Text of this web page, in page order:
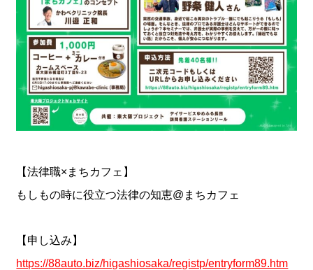
【法律職×まちカフェ】
もしもの時に役立つ法律の知恵@まちカフェ
【申し込み】
https://88auto.biz/higashiosaka/registp/entryform89.htm